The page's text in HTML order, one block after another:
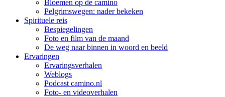
Bloemen op de camino
Pelgrimswegen: nader bekeken
Spirituele reis
Bespiegelingen
Foto en film van de maand
De weg naar binnen in woord en beeld
Ervaringen
Ervaringsverhalen
Weblogs
Podcast camino.nl
Foto- en videoverhalen